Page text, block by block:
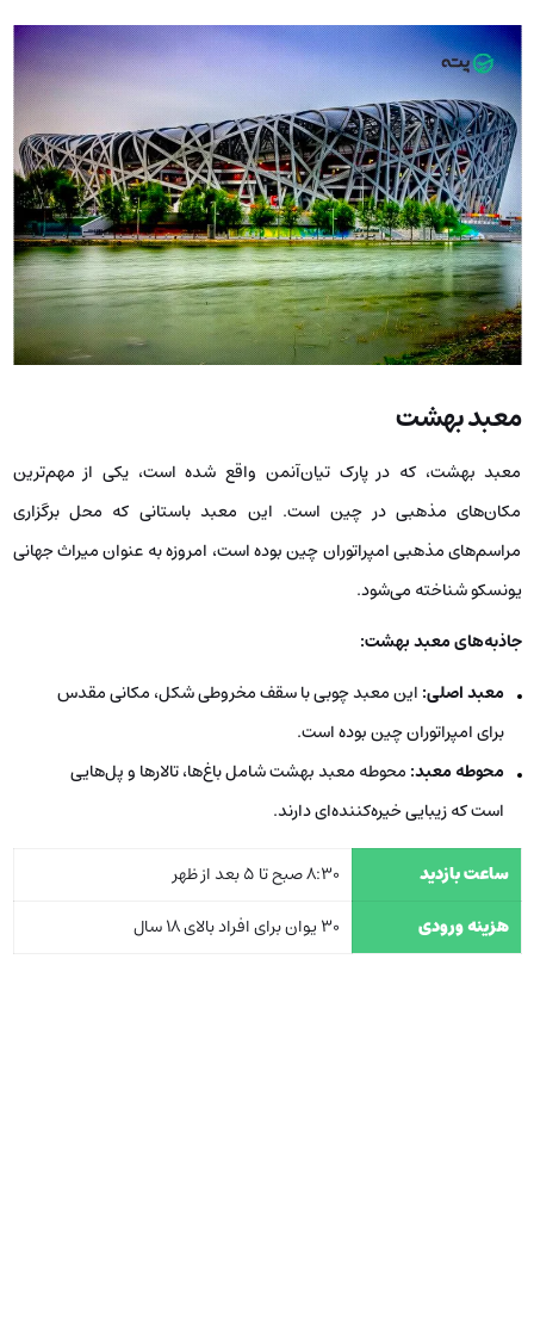
معبد بهشت
معبد بهشت، که در پارک تيان‌آنمن واقع شده است، یکی از مهم‌ترین
مکان‌های مذهبی در چین است. این معبد باستانی که محل برگزاری
مراسم‌های مذهبی امپراتوران چین بوده است، امروزه به عنوان میراث جهانی
یونسکو شناخته می‌شود.
جاذبه‌های معبد بهشت:
معبد اصلی: این معبد چوبی با سقف مخروطی شکل، مکانی مقدس
برای امپراتوران چین بوده است.
محوطه معبد: محوطه معبد بهشت شامل باغ‌ها، تالارها و پل‌هایی
است که زیبایی خیره‌کننده‌ای دارند.
ساعت بازدید
8:30 صبح تا 5 بعد از ظهر
هزینه ورودی
30 یوان برای افراد بالای 18 سال